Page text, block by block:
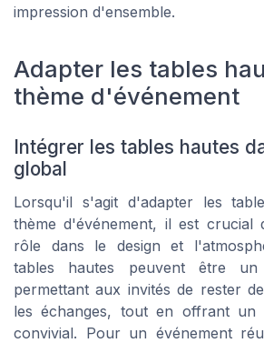
impression d'ensemble.
Adapter les tables
thème d'événement
Intégrer les tables hautes
global
Lorsqu'il s'agit d'adapter les
thème d'événement, il est crucial
rôle dans le design et
tables hautes peuvent être un
permettant aux invités de rester
les échanges, tout en offrant un
convivial. Pour un événement